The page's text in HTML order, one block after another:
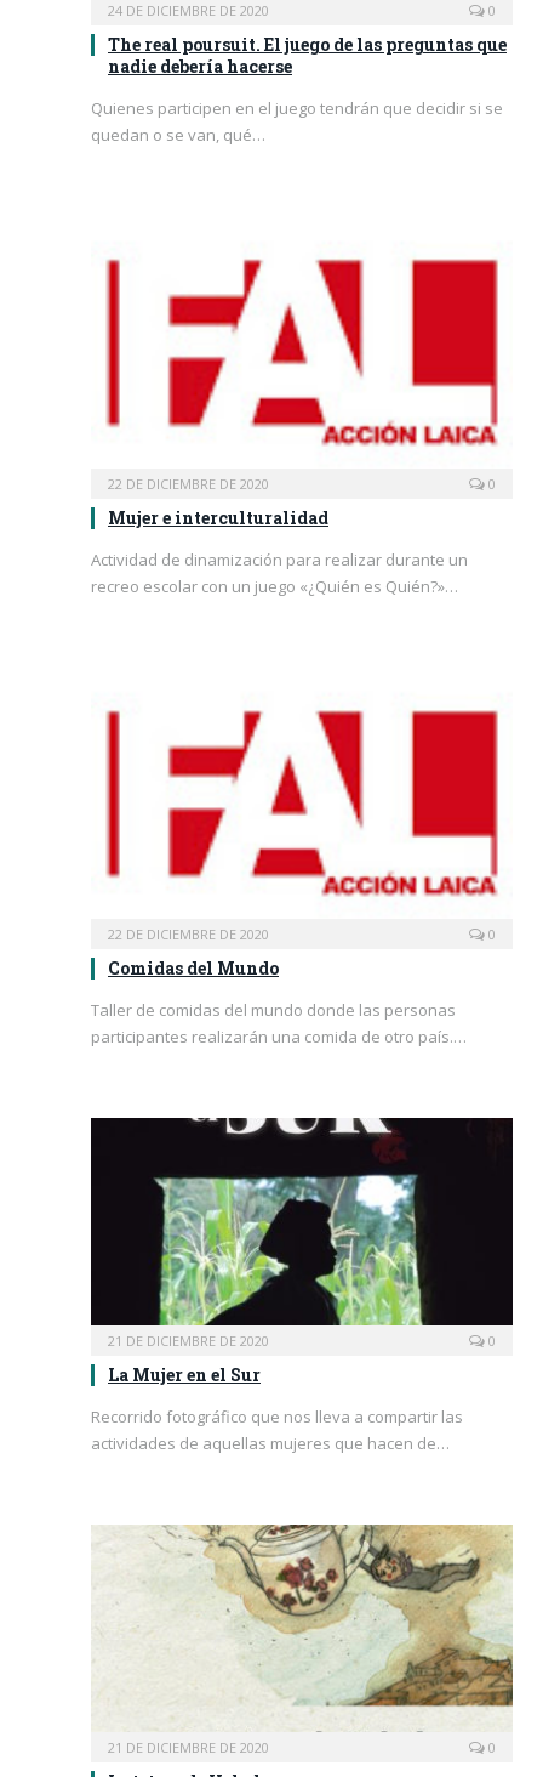
24 DE DICIEMBRE DE 2020 0
The real poursuit. El juego de las preguntas que
nadie debería hacerse
Quienes participen en el juego tendrán que decidir si se
quedan o se van, qué…
22 DE DICIEMBRE DE 2020 0
Mujer e interculturalidad
Actividad de dinamización para realizar durante un
recreo escolar con un juego «¿Quién es Quién?»…
22 DE DICIEMBRE DE 2020 0
Comidas del Mundo
Taller de comidas del mundo donde las personas
participantes realizarán una comida de otro país.…
21 DE DICIEMBRE DE 2020 0
La Mujer en el Sur
Recorrido fotográfico que nos lleva a compartir las
actividades de aquellas mujeres que hacen de…
21 DE DICIEMBRE DE 2020 0